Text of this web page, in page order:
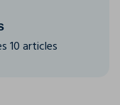
10 articles